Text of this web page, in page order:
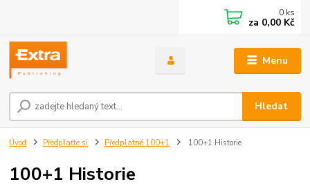
Menu
Hledat
0 ks
za 0,00 Kč
Úvod Předplaťte si Předplatné 100+1 100+1 Historie
100+1 Historie